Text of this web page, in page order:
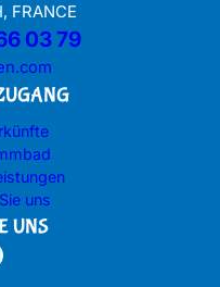
FRANCE
03 79
uns
UNS